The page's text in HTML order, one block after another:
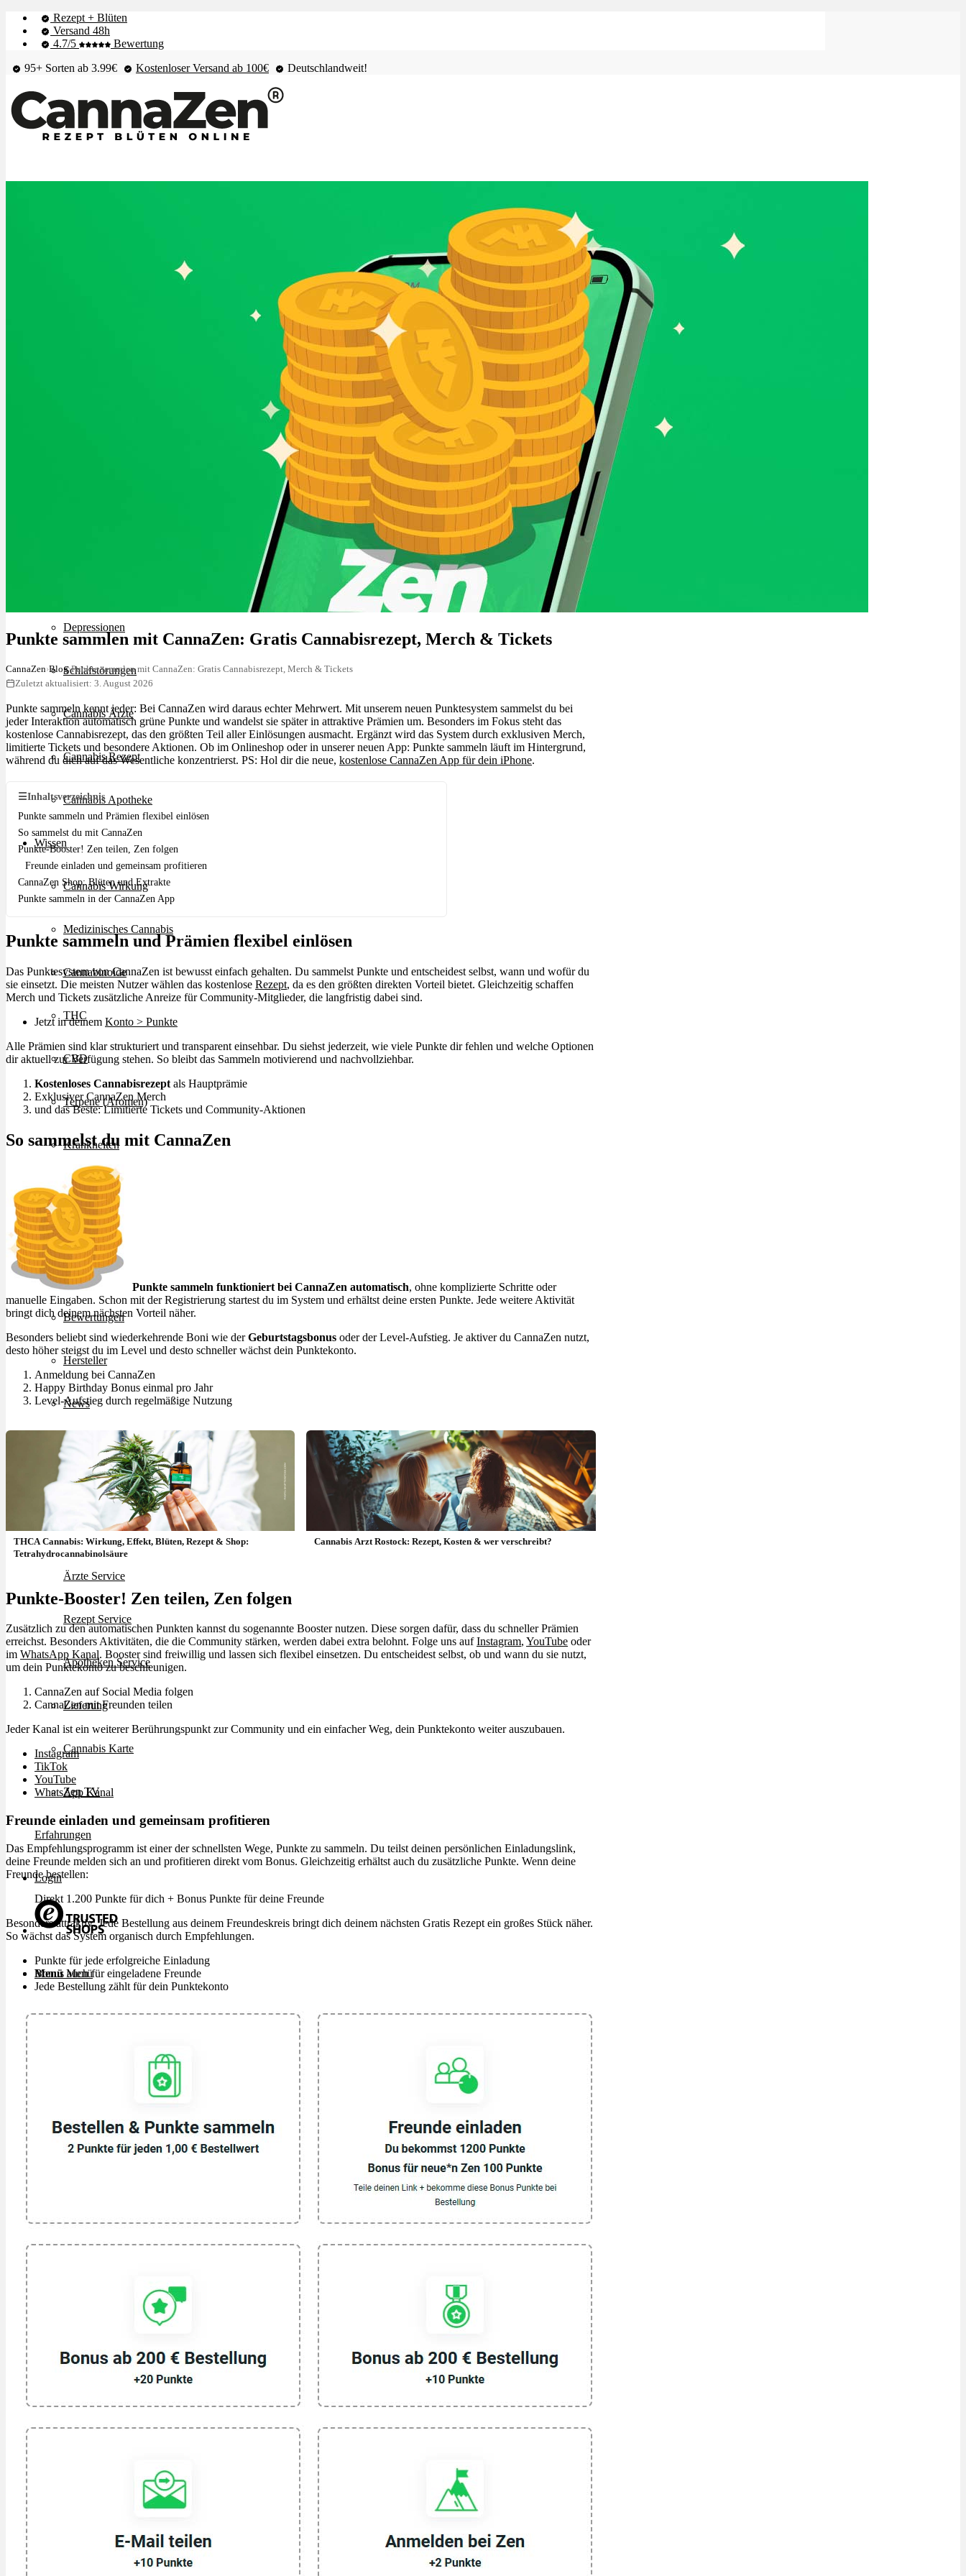
Rezept + Blüten
Versand 48h
4.7/5
Bewertung
95+ Sorten ab 3.99€
Kostenloser Versand ab 100€ Deutschlandweit!
Depressionen
Schlafstörungen
Cannabis Ärzte
Cannabis Rezept
Cannabis Apotheke
Wissen
Cannabis Wirkung
Medizinisches Cannabis
Cannabinoide
THC
CBD
Terpene (Aromen)
Krankheiten
Studien
Zen
Neue Sorten
Bewertungen
Hersteller
News
App
Newsletter
Services
Ärzte Service
Rezept Service
Apotheken Service
Lieferung
Cannabis Karte
Zen TV
Erfahrungen
Login
Menü Menü
Punkte sammlen mit CannaZen: Gratis Cannabisrezept, Merch & Tickets
CannaZen›Blog›Punkte sammlen mit CannaZen: Gratis Cannabisrezept, Merch & Tickets
Zuletzt aktualisiert: 3. August 2026
Punkte sammeln kennt jeder: Bei CannaZen wird daraus echter Mehrwert. Mit unserem neuen Punktesystem sammelst du bei
jeder Interaktion automatisch grüne Punkte und wandelst sie später in attraktive Prämien um. Besonders im Fokus steht das
kostenlose Cannabisrezept, das den größten Teil aller Einlösungen ausmacht. Ergänzt wird das System durch exklusiven Merch,
limitierte Tickets und besondere Aktionen. Ob im Onlineshop oder in unserer neuen App: Punkte sammeln läuft im Hintergrund,
während du dich auf das Wesentliche konzentrierst. PS: Hol dir die neue, kostenlose CannaZen App für dein iPhone.
☰Inhaltsverzeichnis
Punkte sammeln und Prämien flexibel einlösen
So sammelst du mit CannaZen
Punkte-Booster! Zen teilen, Zen folgen
Freunde einladen und gemeinsam profitieren
CannaZen Shop: Blüten und Extrakte
Punkte sammeln in der CannaZen App
Punkte sammeln und Prämien flexibel einlösen
Das Punktesystem von CannaZen ist bewusst einfach gehalten. Du sammelst Punkte und entscheidest selbst, wann und wofür du
sie einsetzt. Die meisten Nutzer wählen das kostenlose Rezept, da es den größten direkten Vorteil bietet. Gleichzeitig schaffen
Merch und Tickets zusätzliche Anreize für Community-Mitglieder, die langfristig dabei sind.
Jetzt in deinem Konto > Punkte
Alle Prämien sind klar strukturiert und transparent einsehbar. Du siehst jederzeit, wie viele Punkte dir fehlen und welche Optionen
dir aktuell zur Verfügung stehen. So bleibt das Sammeln motivierend und nachvollziehbar.
Kostenloses Cannabisrezept als Hauptprämie
Exklusiver CannaZen Merch
und das Beste: Limitierte Tickets und Community-Aktionen
So sammelst du mit CannaZen
Punkte sammeln funktioniert bei CannaZen automatisch, ohne komplizierte Schritte oder
manuelle Eingaben. Schon mit der Registrierung startest du im System und erhältst deine ersten Punkte. Jede weitere Aktivität
bringt dich deinem nächsten Vorteil näher.
Besonders beliebt sind wiederkehrende Boni wie derGeburtstagsbonus oder der Level-Aufstieg. Je aktiver du CannaZen nutzt,
desto höher steigst du im Level und desto schneller wächst dein Punktekonto.
Anmeldung bei CannaZen
Happy Birthday Bonus einmal pro Jahr
Level-Aufstieg durch regelmäßige Nutzung
THCA Cannabis: Wirkung, Effekt, Blüten, Rezept & Shop:
Tetrahydrocannabinolsäure
Cannabis Arzt Rostock: Rezept, Kosten & wer verschreibt?
Punkte-Booster! Zen teilen, Zen folgen
Zusätzlich zu den automatischen Punkten kannst du sogenannte Booster nutzen. Diese sorgen dafür, dass du schneller Prämien
erreichst. Besonders Aktivitäten, die die Community stärken, werden dabei extra belohnt. Folge uns aufInstagram, YouTube oder
im WhatsApp Kanal. Booster sind freiwillig und lassen sich flexibel einsetzen. Du entscheidest selbst, ob und wann du sie nutzt,
um dein Punktekonto zu beschleunigen.
CannaZen auf Social Media folgen
CannaZen mit Freunden teilen
Jeder Kanal ist ein weiterer Berührungspunkt zur Community und ein einfacher Weg, dein Punktekonto weiter auszubauen.
Instagram
TikTok
YouTube
WhatsApp Kanal
Freunde einladen und gemeinsam profitieren
Das Empfehlungsprogramm ist einer der schnellsten Wege, Punkte zu sammeln. Du teilst deinen persönlichen Einladungslink,
deine Freunde melden sich an und profitieren direkt vom Bonus. Gleichzeitig erhältst auch du zusätzliche Punkte. Wenn deine
Freunde bestellen:
Direkt 1.200 Punkte für dich + Bonus Punkte für deine Freunde
Besonders attraktiv: Jede Bestellung aus deinem Freundeskreis bringt dich deinem nächsten Gratis Rezept ein großes Stück näher.
So wächst das System organisch durch Empfehlungen.
Punkte für jede erfolgreiche Einladung
Bonus auch für eingeladene Freunde
Jede Bestellung zählt für dein Punktekonto